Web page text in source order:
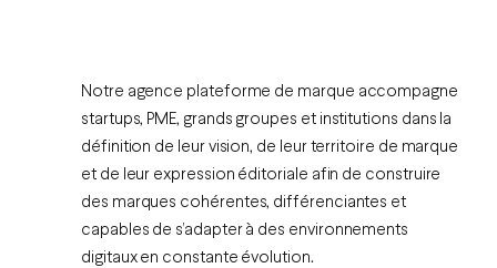
Notre agence plateforme de marque accompagne
startups, PME, grands groupes et institutions dans la
définition de leur vision, de leur territoire de marque
et de leur expression éditoriale afin de construire
des marques cohérentes, différenciantes et
capables de s’adapter à des environnements
digitaux en constante évolution.